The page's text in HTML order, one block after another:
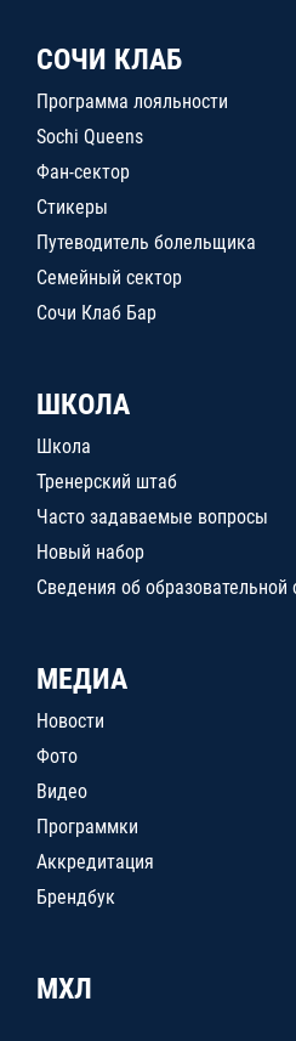
СОЧИ КЛАБ
Программа лояльности
Sochi Queens
Фан-сектор
Стикеры
Путеводитель болельщика
Семейный сектор
Сочи Клаб Бар
ШКОЛА
Школа
Тренерский штаб
Часто задаваемые вопросы
Новый набор
Сведения об образовательной
МЕДИА
Новости
Фото
Видео
Программки
Аккредитация
Брендбук
МХЛ